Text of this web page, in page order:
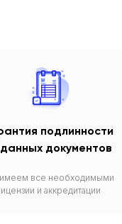
подлинности
документов
все необходимыми
и аккредитации